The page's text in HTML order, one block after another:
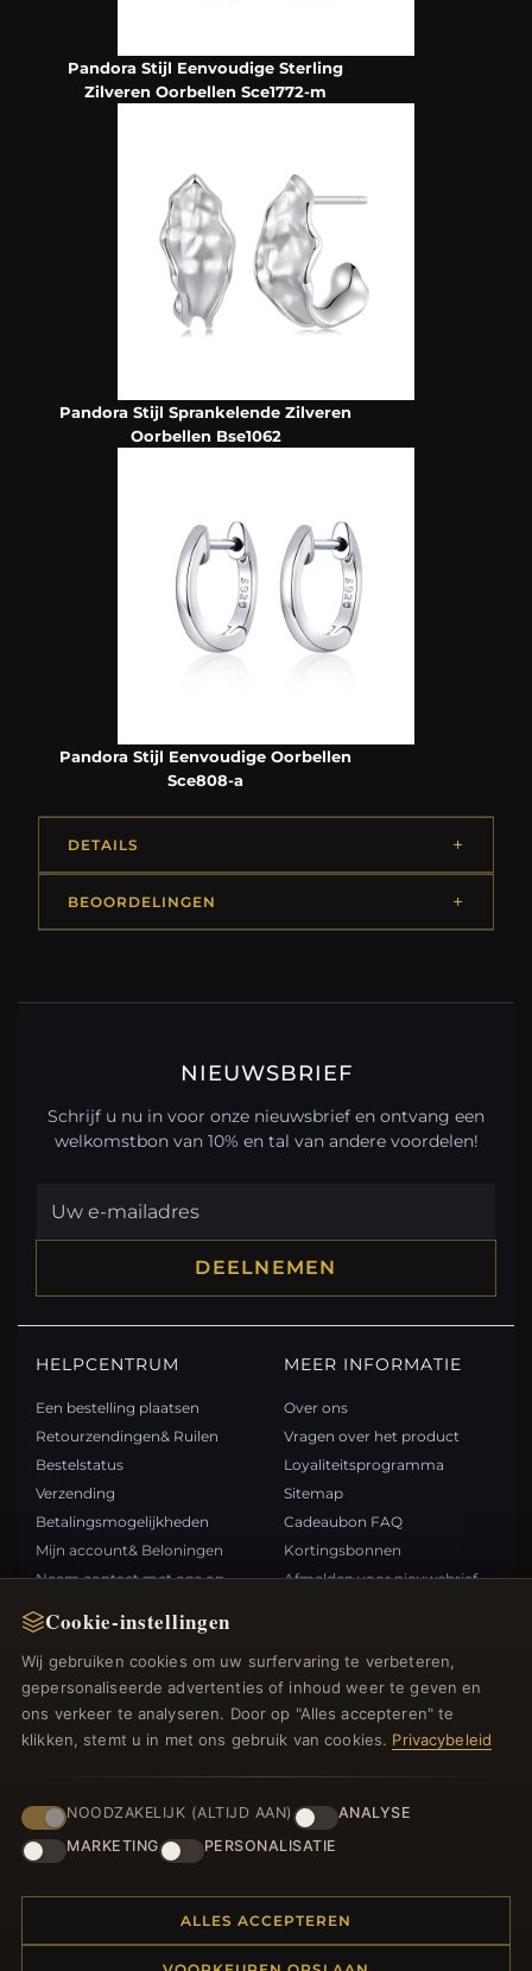
Cookie-instellingen
Wij gebruiken cookies om uw surfervaring te verbeteren,
gepersonaliseerde advertenties of inhoud weer te geven en
ons verkeer te analyseren. Door op "Alles accepteren" te
klikken, stemt u in met ons gebruik van cookies. Privacybeleid
NOODZAKELIJK (ALTIJD AAN)
ANALYSE
MARKETING
PERSONALISATIE
ALLES ACCEPTEREN
Pandora Stijl Eenvoudige Sterling
Zilveren Oorbellen Sce1772-m
Pandora Stijl Sprankelende Zilveren
Oorbellen Bse1062
Pandora Stijl Eenvoudige Oorbellen
Sce808-a
DETAILS
BEOORDELINGEN
NIEUWSBRIEF
Schrijf u nu in voor onze nieuwsbrief en ontvang een
welkomstbon van 10% en tal van andere voordelen!
DEELNEMEN
HELPCENTRUM
Een bestelling plaatsen
Retourzendingen& Ruilen
Bestelstatus
Verzending
Betalingsmogelijkheden
Mijn account& Beloningen
Neem contact met ons op
MEER INFORMATIE
Over ons
Vragen over het product
Loyaliteitsprogramma
Sitemap
Cadeaubon FAQ
Kortingsbonnen
Afmelden voor nieuwsbrief
Nieuwe producten
Specials
Blog
Inloggen
BETAALMETHODEN